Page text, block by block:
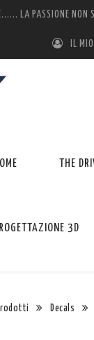
LA PASSIONE NON
IL
THE
3D
Decals